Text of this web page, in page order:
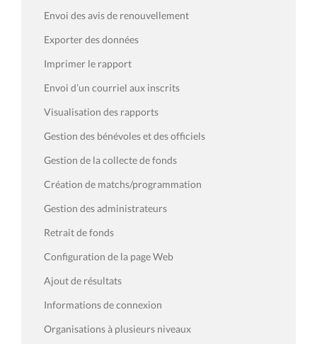
Envoi des avis de renouvellement
Exporter des données
Imprimer le rapport
Envoi d’un courriel aux inscrits
Visualisation des rapports
Gestion des bénévoles et des officiels
Gestion de la collecte de fonds
Création de matchs/programmation
Gestion des administrateurs
Retrait de fonds
Configuration de la page Web
Ajout de résultats
Informations de connexion
Organisations à plusieurs niveaux